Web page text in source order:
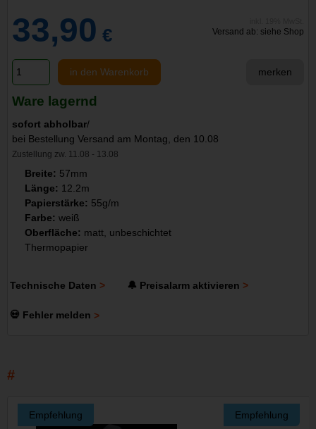
33,90 € Versand ab: siehe Shop
in den Warenkorb merken
Ware lagernd
sofort abholbar/
bei Bestellung Versand am Montag, den 10.08
Zustellung zw. 11.08 - 13.08
Breite: 57mm
Länge: 12.2m
Papierstärke: 55g/m
Farbe: weiß
Oberfläche: matt, unbeschichtet
Thermopapier
Technische Daten 🔔 Preisalarm aktivieren
💀 Fehler melden
Empfehlung Empfehlung